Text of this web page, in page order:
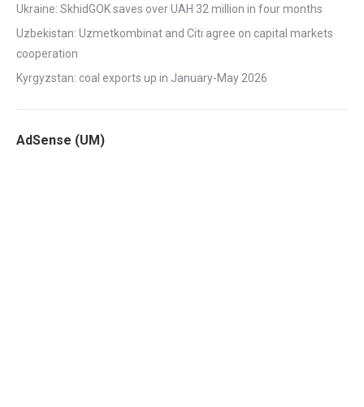
Ukraine: SkhidGOK saves over UAH 32 million in four months
Uzbekistan: Uzmetkombinat and Citi agree on capital markets
cooperation
Kyrgyzstan: coal exports up in January-May 2026
AdSense (UM)